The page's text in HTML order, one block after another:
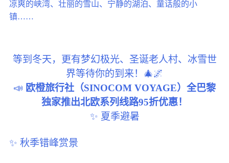
凉爽的峡湾、壮丽的雪山、宁静的湖泊、童话般的小
镇……
等到冬天，更有梦幻极光、圣诞老人村、冰雪世
界等待你的到来！🎄🌌
📣 欧橙旅行社（SINOCOM VOYAGE）全巴黎
独家推出北欧系列线路95折优惠！
✨ 夏季避暑
✨ 秋季错峰赏景